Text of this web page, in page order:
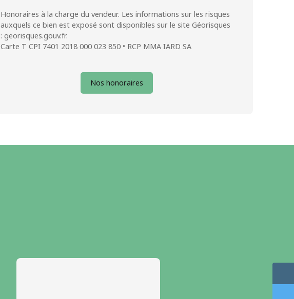
Honoraires à la charge du vendeur. Les informations sur les risques
auxquels ce bien est exposé sont disponibles sur le site Géorisques
: georisques.gouv.fr.
Carte T CPI 7401 2018 000 023 850 • RCP MMA IARD SA
Nos honoraires